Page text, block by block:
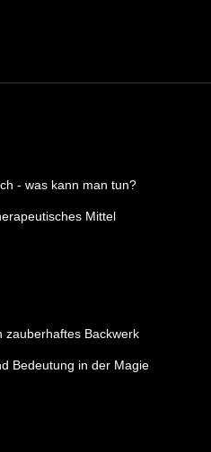
- was kann man tun?
Mittel
zauberhaftes Backwerk
Bedeutung in der Magie